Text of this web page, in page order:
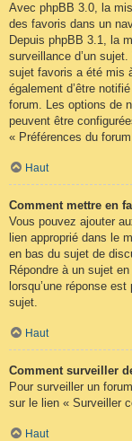
Avec phpBB 3.0, la
des favoris dans un
Depuis phpBB 3.1, la
surveillance d’un
sujet favoris a été mis
également d’être
forum. Les options de
peuvent être
« Préférences du
Haut
Comment mettre en
Vous pouvez ajouter
lien approprié dans le
en bas du sujet de
Répondre à un sujet
lorsqu’une réponse
sujet.
Haut
Comment surveiller
Pour surveiller un
sur le lien « Surveiller
Haut